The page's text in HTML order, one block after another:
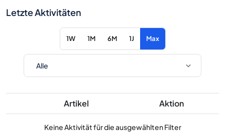
Letzte Aktivitäten
1W 1M 6M 1J Max
Artikel Aktion
Keine Aktivität für die ausgewählten Filter